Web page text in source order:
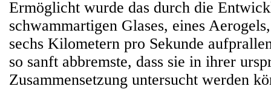
Ermöglicht wurde das durch die
schwammartigen Glases, eines
sechs Kilometern pro Sekunde
so sanft abbremste, dass sie in ihrer
Zusammensetzung untersucht werden